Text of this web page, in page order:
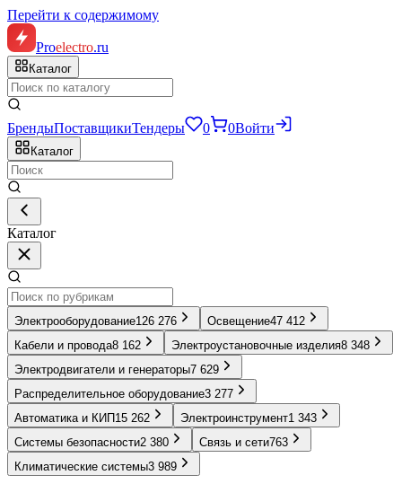
Перейти к содержимому
Proelectro.ru
Каталог
БрендыПоставщикиТендеры 0 0Войти
Каталог
Каталог
Электрооборудование126 276 Освещение47 412
Кабели и провода8 162 Электроустановочные изделия8 348
Электродвигатели и генераторы7 629
Распределительное оборудование3 277
Автоматика и КИП 15 262 Электроинструмент1 343
Системы безопасности2 380 Связь и сети763
Климатические системы3 989